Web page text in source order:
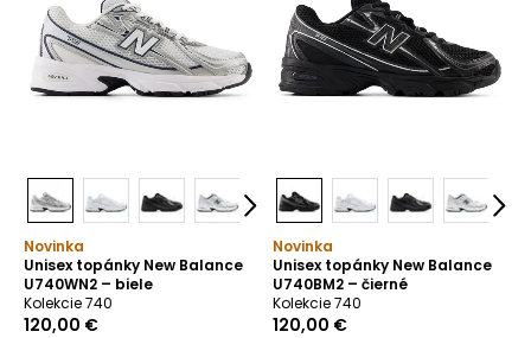
Novinka
Unisex topánky New Balance
U740WN2 – biele
Kolekcie 740
120,00 €
Novinka
Unisex topánky New Balance
U740BM2 – čierné
Kolekcie 740
120,00 €